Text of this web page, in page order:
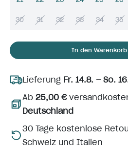
30 31 32 33 34 35
In den Warenkorb
Lieferung Fr. 14.8. – So.
Ab 25,00 €
Deutschland
30 Tage kostenlose
Schweiz und Italien